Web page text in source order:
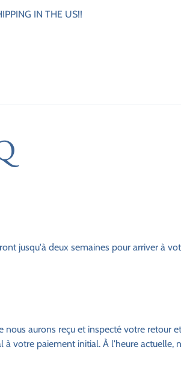
IN THE US!!
jusqu'à deux semaines pour arriver à
aurons reçu et inspecté votre retour
votre paiement initial. À l'heure actuelle,